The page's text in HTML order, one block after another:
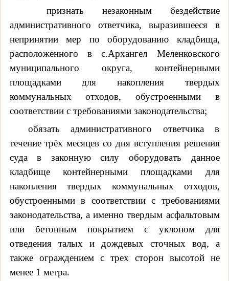
признать незаконным бездействие
административного ответчика, выразившееся в
непринятии мер по оборудованию кладбища,
расположенного в с.Архангел Меленковского
муниципального округа, контейнерными
площадками для накопления твердых
коммунальных отходов, обустроенными в
соответствии с требованиями законодательства;
обязать административного ответчика в
течение трёх месяцев со дня вступления решения
суда в законную силу оборудовать данное
кладбище контейнерными площадками для
накопления твердых коммунальных отходов,
обустроенными в соответствии с требованиями
законодательства, а именно твердым асфальтовым
или бетонным покрытием с уклоном для
отведения талых и дождевых сточных вод, а
также ограждением с трех сторон высотой не
менее 1 метра.